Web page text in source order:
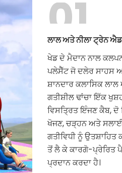
01
ਲਾਲ ਅਤੇ ਨੀਲਾ ਟ੍ਰੇਨ
ਖੇਡ ਦੇ ਮੈਦਾਨ ਨਾਲ
ਪਲੇਸੈੱਟ ਜੋ ਦਲੇਰ ਸਾਹਸ
ਸ਼ਾਨਦਾਰ ਕਲਾਸਿਕ
ਗਤੀਸ਼ੀਲ ਢਾਂਚਾ ਇੱਕ
ਵਿਸਤ੍ਰਿਤ ਇੰਜਣ ਕੈਬ,
ਖੋਜਣ, ਚੜ੍ਹਨ ਅਤੇ
ਗਤੀਵਿਧੀ ਨੂੰ
ਤੋਂ ਲੈ ਕੇ ਕਾਰਗੋ-ਪ੍ਰੇਰਿਤ
ਪ੍ਰਦਾਨ ਕਰਦਾ ਹੈ।